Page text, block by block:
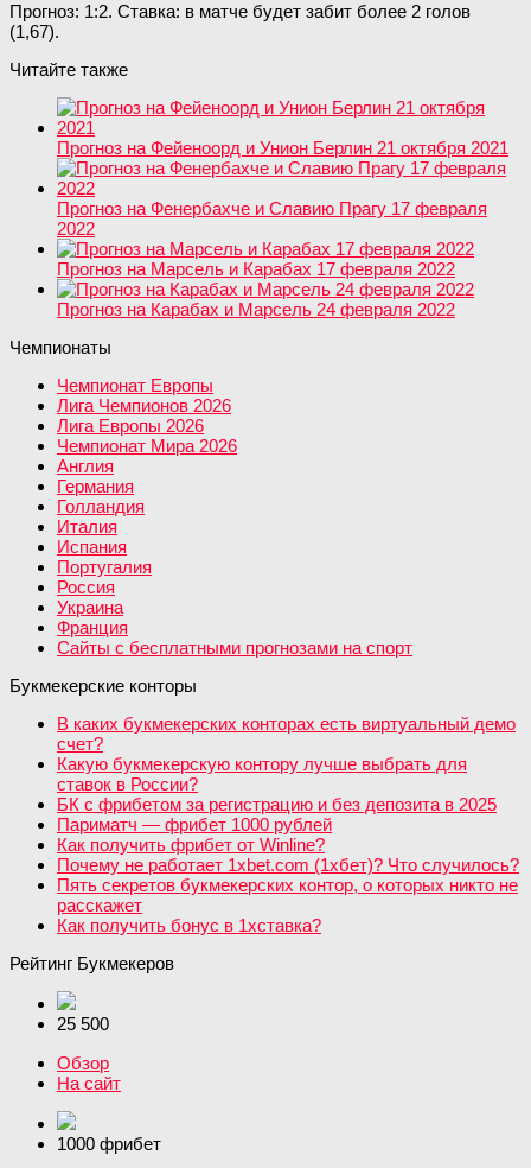
Прогноз: 1:2. Ставка: в матче будет забит более 2 голов
(1,67).
Читайте также
Прогноз на Фейеноорд и Унион Берлин 21 октября 2021
Прогноз на Фенербахче и Славию Прагу 17 февраля
2022
Прогноз на Марсель и Карабах 17 февраля 2022
Прогноз на Карабах и Марсель 24 февраля 2022
Чемпионаты
Чемпионат Европы
Лига Чемпионов 2026
Лига Европы 2026
Чемпионат Мира 2026
Англия
Германия
Голландия
Италия
Испания
Португалия
Россия
Украина
Франция
Сайты с бесплатными прогнозами на спорт
Букмекерские конторы
В каких букмекерских конторах есть виртуальный демо
счет?
Какую букмекерскую контору лучше выбрать для
ставок в России?
БК с фрибетом за регистрацию и без депозита в 2025
Париматч — фрибет 1000 рублей
Как получить фрибет от Winline?
Почему не работает 1xbet.com (1хбет)? Что случилось?
Пять секретов букмекерских контор, о которых никто не
расскажет
Как получить бонус в 1хставка?
Рейтинг Букмекеров
25 500
Обзор
На сайт
1000 фрибет